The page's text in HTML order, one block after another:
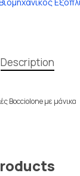
Description
Bocciolone με μάνικα